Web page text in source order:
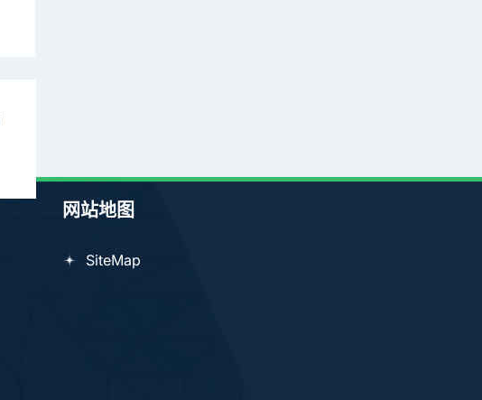
网站地图
SiteMap